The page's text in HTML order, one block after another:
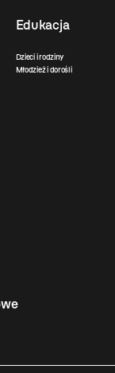
Edukacja
Dzieci i rodziny
Młodzież i dorośli